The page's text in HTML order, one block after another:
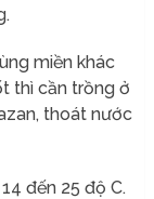
miền khác
thì cần trồng ở
thoát nước
đến 25 độ C.